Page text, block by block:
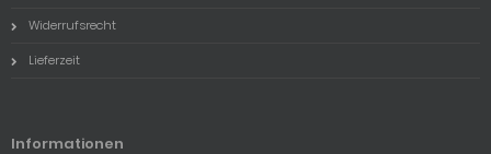
Widerrufsrecht
Lieferzeit
Informationen